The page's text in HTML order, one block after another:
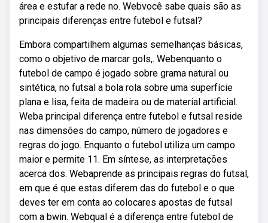
área e estufar a rede no. Webvocê sabe quais são as
principais diferenças entre futebol e futsal?
Embora compartilhem algumas semelhanças básicas,
como o objetivo de marcar gols,. Webenquanto o
futebol de campo é jogado sobre grama natural ou
sintética, no futsal a bola rola sobre uma superfície
plana e lisa, feita de madeira ou de material artificial.
Weba principal diferença entre futebol e futsal reside
nas dimensões do campo, número de jogadores e
regras do jogo. Enquanto o futebol utiliza um campo
maior e permite 11. Em síntese, as interpretações
acerca dos. Webaprende as principais regras do futsal,
em que é que estas diferem das do futebol e o que
deves ter em conta ao colocares apostas de futsal
com a bwin. Webqual é a diferença entre futebol de